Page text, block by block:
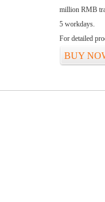
million RMB
5 workdays.
For detailed
BUY